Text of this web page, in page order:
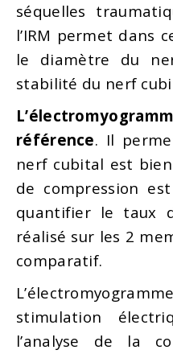
séquelles
l’IRM permet dans
le diamètre du
stabilité du nerf
référence. Il
nerf cubital est
de compression
quantifier le taux
réalisé sur les 2
comparatif.
stimulation
l’analyse de la